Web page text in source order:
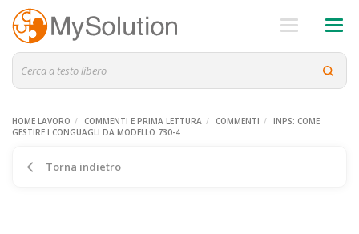
HOME LAVORO COMMENTI E PRIMA LETTURA COMMENTI
INPS: COME
GESTIRE I CONGUAGLI DA MODELLO 730-4
Torna indietro